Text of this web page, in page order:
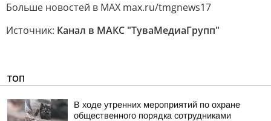
Больше новостей в МАХ max.ru/tmgnews17
Источник: Канал в МАКС "ТуваМедиаГрупп"
ТОП
В ходе утренних мероприятий по охране
общественного порядка сотрудниками